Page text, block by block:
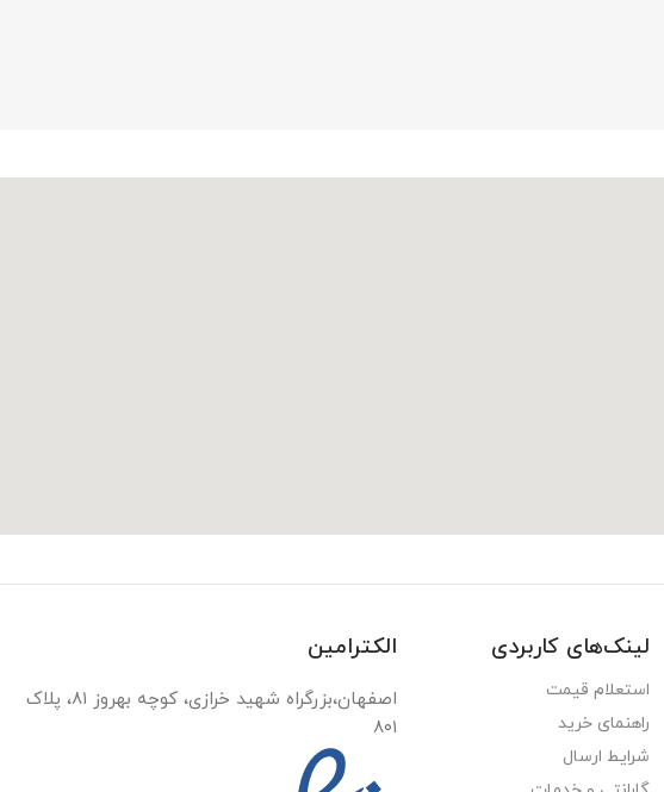
لینک‌های کاربردی
استعلام قیمت
راهنمای خرید
شرایط ارسال
الکترامین
اصفهان،بزرگراه شهید خرازی، کوچه بهروز ۸۱، پلاک
۸۰۱